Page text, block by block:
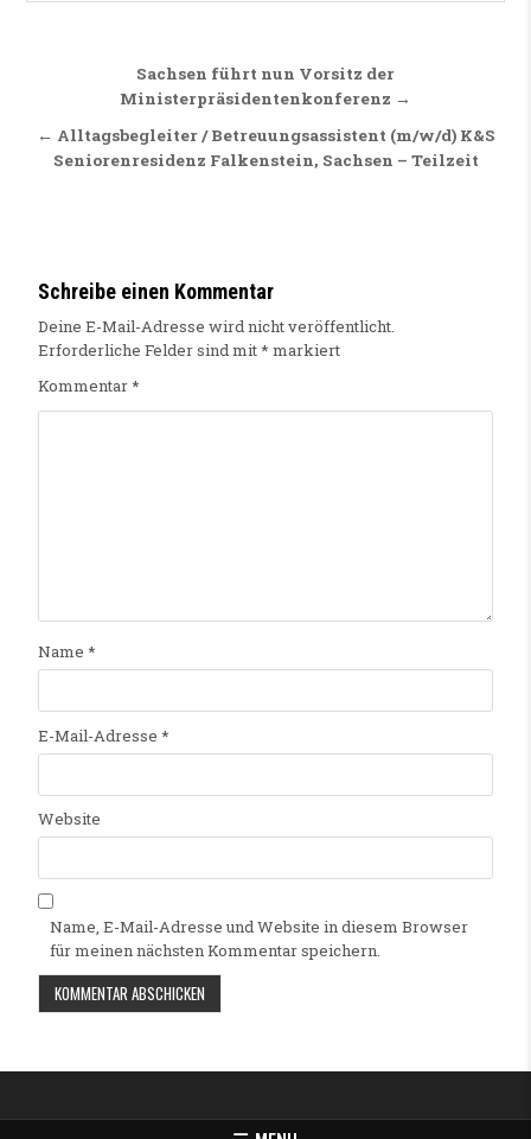
Beitragsnavigation
Sachsen führt nun Vorsitz der
Ministerpräsidentenkonferenz →
← Alltagsbegleiter / Betreuungsassistent (m/w/d) K&S
Seniorenresidenz Falkenstein, Sachsen – Teilzeit
Schreibe einen Kommentar
Deine E-Mail-Adresse wird nicht veröffentlicht.
Erforderliche Felder sind mit* markiert
Kommentar*
Name *
E-Mail-Adresse *
Website
Name, E-Mail-Adresse und Website in diesem Browser
für meinen nächsten Kommentar speichern.